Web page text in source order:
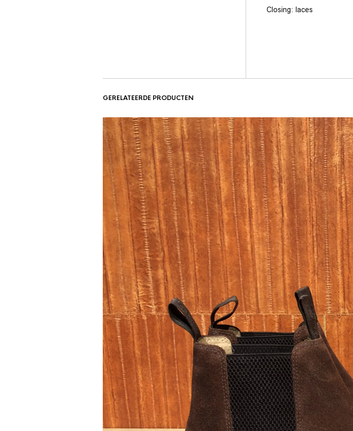
Closing: laces
GERELATEERDE PRODUCTEN